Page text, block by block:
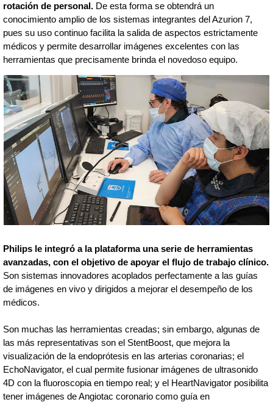
rotación de personal. De esta forma se obtendrá un
conocimiento amplio de los sistemas integrantes del Azurion 7,
pues su uso continuo facilita la salida de aspectos estrictamente
médicos y permite desarrollar imágenes excelentes con las
herramientas que precisamente brinda el novedoso equipo.
Philips le integró a la plataforma una serie de herramientas
avanzadas, con el objetivo de apoyar el flujo de trabajo clínico.
Son sistemas innovadores acoplados perfectamente a las guías
de imágenes en vivo y dirigidos a mejorar el desempeño de los
médicos.
Son muchas las herramientas creadas; sin embargo, algunas de
las más representativas son el StentBoost, que mejora la
visualización de la endoprótesis en las arterias coronarias; el
EchoNavigator, el cual permite fusionar imágenes de ultrasonido
4D con la fluoroscopia en tiempo real; y el HeartNavigator posibilita
tener imágenes de Angiotac coronario como guía en